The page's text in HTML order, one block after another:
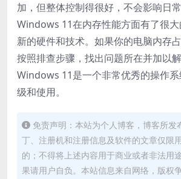
加，但整体控制得很好，不会影响日
Windows 11在内存性能方面有了很
新的硬件和技术。如果你的电脑内存
按照排查步骤，找出问题所在并加以
Windows 11是一个非常优秀的操作
级和使用。
免责声明：本站为个人博客，博客所发
丁、注册机和注册信息及软件的文章仅限
的；不得将上述内容用于商业或者非法用
果请用户自负。本站信息来自网络，版权